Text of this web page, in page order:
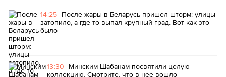
14:25 После жары в Беларусь пришел шторм: улицы
затопило, а где-то выпал крупный град. Вот как это
было
13:30 Минским Шабанам посвятили целую
коллекцию. Смотрите, что в нее вошло